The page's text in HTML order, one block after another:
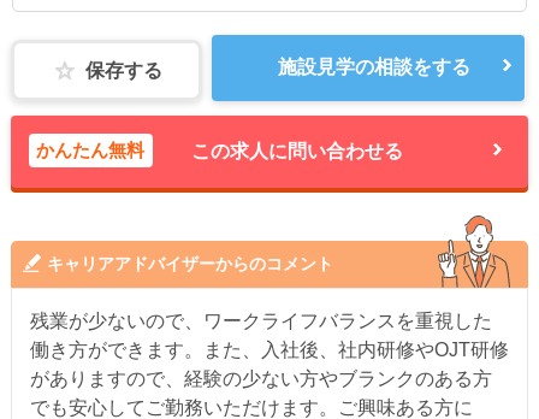
保存する 施設見学の相談をする
かんたん無料 この求人に問い合わせる
キャリアアドバイザーからのコメント
残業が少ないので、ワークライフバランスを重視した
働き方ができます。また、入社後、社内研修やOJT研修
がありますので、経験の少ない方やブランクのある方
でも安心してご勤務いただけます。ご興味ある方に